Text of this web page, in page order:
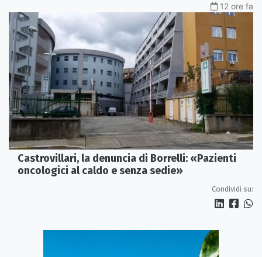
12 ore fa
Castrovillari, la denuncia di Borrelli: «Pazienti
oncologici al caldo e senza sedie»
Condividi su: